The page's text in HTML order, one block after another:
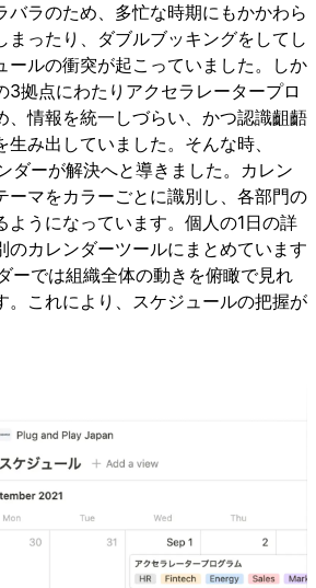
バラのため、多忙な時期にもかかわら
まったり、ダブルブッキングをしてし
ールの衝突が起こっていました。しか
3拠点にわたりアクセラレータープロ
、情報を統一しづらい、かつ認識齟齬
み出していました。そんな時、
ダーが解決へと導きました。カレン
ーマをカラーごとに識別し、各部門の
ようになっています。個人の1日の詳
のカレンダーツールにまとめています
ーでは組織全体の動きを俯瞰で見れ
。これにより、スケジュールの把握が